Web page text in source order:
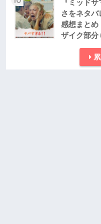
『ミッド
さをネタ
感想まとめ
ザイク部分